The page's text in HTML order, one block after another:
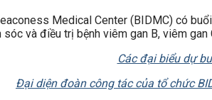
Medical Center (BIDMC) có
và điều trị bệnh viêm gan B, viêm gan
Các đại biểu dự
Đại diện đoàn công tác của tổ chức